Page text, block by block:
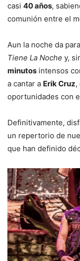
casi 40 años,
comunión entre el
Aun la noche da
Tiene La Noche y,
minutos intensos
a cantar a Erik Cruz,
oportunidades con
Definitivamente,
un repertorio de
que han definido